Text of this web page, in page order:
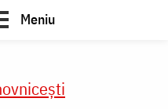
Meniu